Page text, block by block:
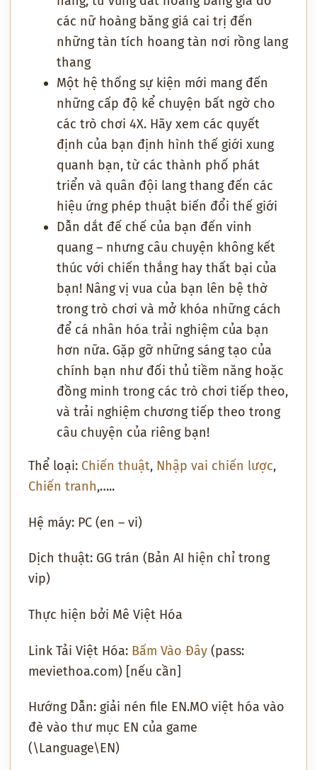
các nữ hoàng băng giá cai trị đến
những tàn tích hoang tàn nơi rồng lang
thang
Một hệ thống sự kiện mới mang đến
những cấp độ kể chuyện bất ngờ cho
các trò chơi 4X. Hãy xem các quyết
định của bạn định hình thế giới xung
quanh bạn, từ các thành phố phát
triển và quân đội lang thang đến các
hiệu ứng phép thuật biến đổi thế giới
Dẫn dắt đế chế của bạn đến vinh
quang – nhưng câu chuyện không kết
thúc với chiến thắng hay thất bại của
bạn! Nâng vị vua của bạn lên bệ thờ
trong trò chơi và mở khóa những cách
để cá nhân hóa trải nghiệm của bạn
hơn nữa. Gặp gỡ những sáng tạo của
chính bạn như đối thủ tiềm năng hoặc
đồng minh trong các trò chơi tiếp theo,
và trải nghiệm chương tiếp theo trong
câu chuyện của riêng bạn!
Thể loại: Chiến thuật, Nhập vai chiến lược,
Chiến tranh,…..
Hệ máy: PC (en – vi)
Dịch thuật: GG trán (Bản AI hiện chỉ trong
vip)
Thực hiện bởi Mê Việt Hóa
Link Tải Việt Hóa: Bấm Vào Đây (pass:
meviethoa.com) [nếu cần]
Hướng Dẫn: giải nén file EN.MO việt hóa vào
đè vào thư mục EN của game
(\Language\EN)